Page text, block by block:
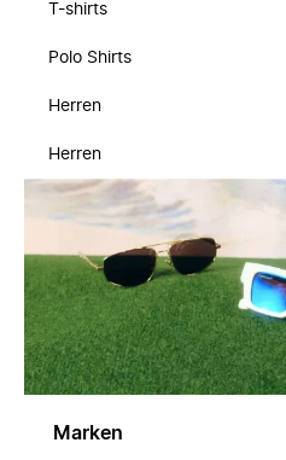
T-shirts
Polo Shirts
Herren
Herren
Marken